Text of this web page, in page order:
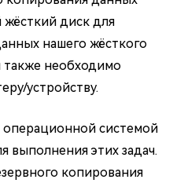
диск для
нашего жёсткого
также необходимо
устройству.
системой
выполнения этих задач.
копирования